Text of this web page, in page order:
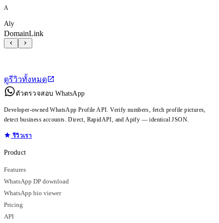
A
Aly
DomainLink
ดูรีวิวทั้งหมด
ตัวตรวจสอบ WhatsApp
Developer-owned WhatsApp Profile API. Verify numbers, fetch profile pictures,
detect business accounts. Direct, RapidAPI, and Apify — identical JSON.
รีวิวเรา
Product
Features
WhatsApp DP download
WhatsApp bio viewer
Pricing
API